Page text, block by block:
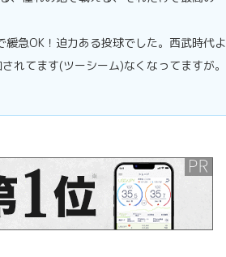
急OK！迫力ある投球でした。西武時代よ
れてます(ツーシーム)なくなってますが。